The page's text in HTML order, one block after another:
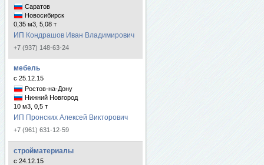
Саратов
Новосибирск
0,35 м3, 5,08 т
ИП Кондрашов Иван Владимирович
+7 (937) 148-63-24
мебель
с 25.12.15
Ростов-на-Дону
Нижний Новгород
10 м3, 0,5 т
ИП Пронских Алексей Викторович
+7 (961) 631-12-59
стройматериалы
с 24.12.15